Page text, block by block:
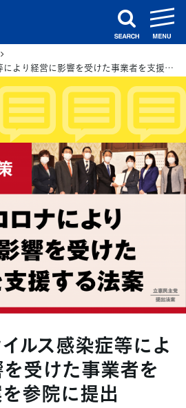
search
新型コロナウイルス感染症等により経営に影響を受けた事業者を支援する法案を参院に提出
ルス感染症等によ
受けた事業者を
参院に提出